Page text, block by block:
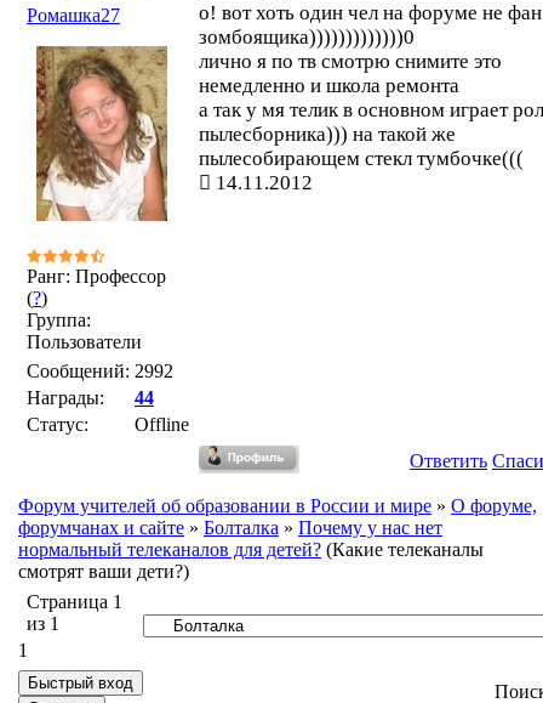
Ромашка27
Ранг: Профессор
(?)
Группа:
Пользователи
Сообщений: 2992
Награды:
44
Статус:
Offline
о! вот хоть один чел на форуме не фан
зомбоящика)))))))))))))0
лично я по тв смотрю снимите это
немедленно и школа ремонта
а так у мя телик в основном играет
пылесборника))) на такой же
пылесобирающем стекл тумбочке(((
14.11.2012
Ответить
Форум учителей об образовании в России и мире » О форуме,
форумчанах и сайте » Болталка » Почему у нас нет
нормальный телеканалов для детей? (Какие телеканалы
смотрят ваши дети?)
Страница 1
из 1
1